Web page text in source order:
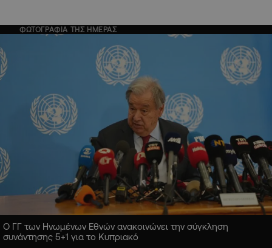
ΦΩΤΟΓΡΑΦΙΑ ΤΗΣ ΗΜΕΡΑΣ
Ο ΓΓ των Ηνωμένων Εθνών ανακοινώνει την σύγκληση
συνάντησης 5+1 για το Κυπριακό